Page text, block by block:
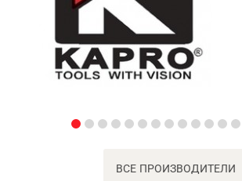
ВСЕ ПРОИЗВОДИТЕЛИ